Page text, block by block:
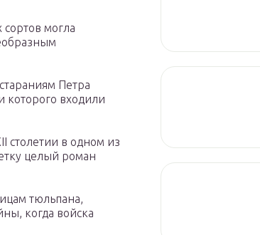
могла
Петра
которого входили
столетии в одном из
целый роман
тюльпана,
когда войска